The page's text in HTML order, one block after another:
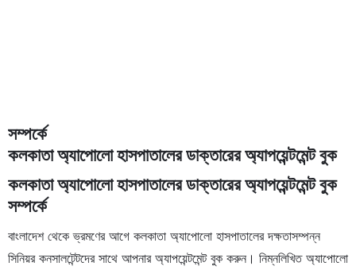
সম্পর্কে
কলকাতা অ্যাপোলো হাসপাতালের ডাক্তারের অ্যাপয়েন্টমেন্ট বুক
কলকাতা অ্যাপোলো হাসপাতালের ডাক্তারের অ্যাপয়েন্টমেন্ট বুক
সম্পর্কে
বাংলাদেশ থেকে ভ্রমণের আগে কলকাতা অ্যাপোলো হাসপাতালের দক্ষতাসম্পন্ন
সিনিয়র কনসালটেন্টদের সাথে আপনার অ্যাপয়েন্টমেন্ট বুক করুন। নিম্নলিখিত অ্যাপোলো